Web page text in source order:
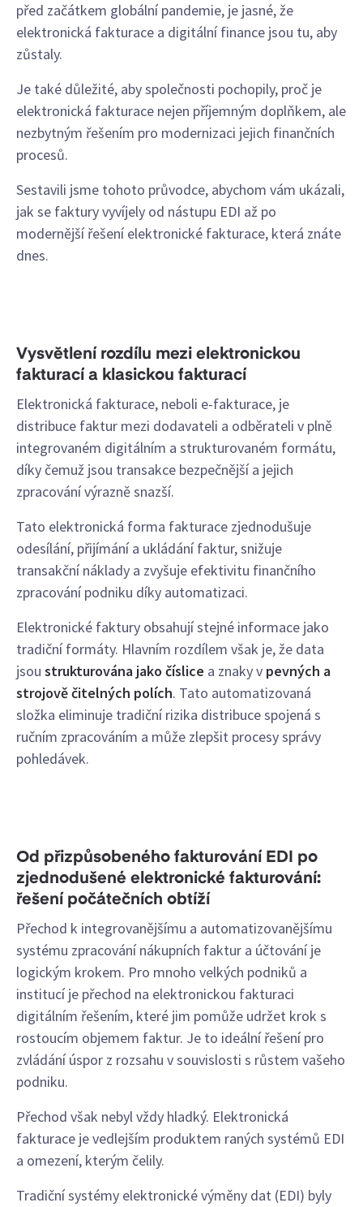
před začátkem globální pandemie, je jasné, že
elektronická fakturace a digitální finance jsou tu, aby
zůstaly.
Je také důležité, aby společnosti pochopily, proč je
elektronická fakturace nejen příjemným doplňkem, ale
nezbytným řešením pro modernizaci jejich finančních
procesů.
Sestavili jsme tohoto průvodce, abychom vám ukázali,
jak se faktury vyvíjely od nástupu EDI až po
modernější řešení elektronické fakturace, která znáte
dnes.
Vysvětlení rozdílu mezi elektronickou
fakturací a klasickou fakturací
Elektronická fakturace, neboli e-fakturace, je
distribuce faktur mezi dodavateli a odběrateli v plně
integrovaném digitálním a strukturovaném formátu,
díky čemuž jsou transakce bezpečnější a jejich
zpracování výrazně snazší.
Tato elektronická forma fakturace zjednodušuje
odesílání, přijímání a ukládání faktur, snižuje
transakční náklady a zvyšuje efektivitu finančního
zpracování podniku díky automatizaci.
Elektronické faktury obsahují stejné informace jako
tradiční formáty. Hlavním rozdílem však je, že data
jsou strukturována jako číslice a znaky v pevných a
strojově čitelných polích. Tato automatizovaná
složka eliminuje tradiční rizika distribuce spojená s
ručním zpracováním a může zlepšit procesy správy
pohledávek.
Od přizpůsobeného fakturování EDI po
zjednodušené elektronické fakturování:
řešení počátečních obtíží
Přechod k integrovanějšímu a automatizovanějšímu
systému zpracování nákupních faktur a účtování je
logickým krokem. Pro mnoho velkých podniků a
institucí je přechod na elektronickou fakturaci
digitálním řešením, které jim pomůže udržet krok s
rostoucím objemem faktur. Je to ideální řešení pro
zvládání úspor z rozsahu v souvislosti s růstem vašeho
podniku.
Přechod však nebyl vždy hladký. Elektronická
fakturace je vedlejším produktem raných systémů EDI
a omezení, kterým čelily.
Tradiční systémy elektronické výměny dat (EDI) byly